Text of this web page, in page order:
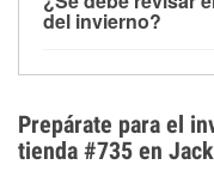
alrededor de 1 PSI
temperatura.
del invierno?
el
extremo. Aprende
anticongelante en
Prepárate para el
tienda #735 en